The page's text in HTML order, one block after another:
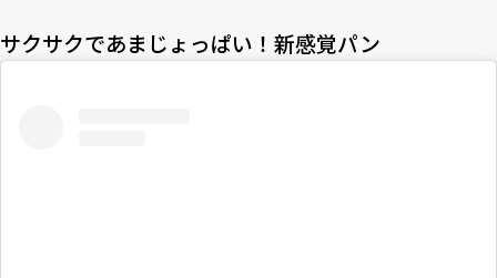
サクサクであまじょっぱい！新感覚パン